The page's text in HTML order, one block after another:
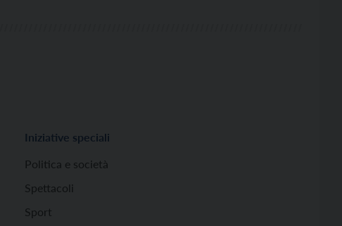
Iniziative speciali
Politica e società
Spettacoli
Sport